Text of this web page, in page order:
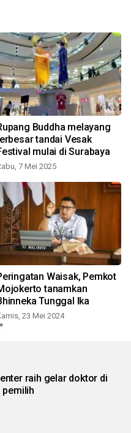
Buddha melayang
tandai Vesak
mulai di Surabaya
7 Mei 2025
Waisak, Pemkot
tanamkan
Tunggal Ika
23 Mei 2024
raih gelar doktor di
pemilih